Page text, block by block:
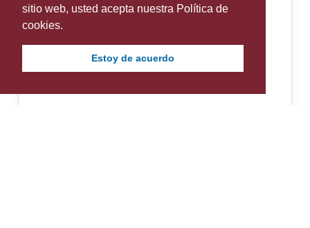
sitio web, usted acepta nuestra Política de
cookies.
Estoy de acuerdo